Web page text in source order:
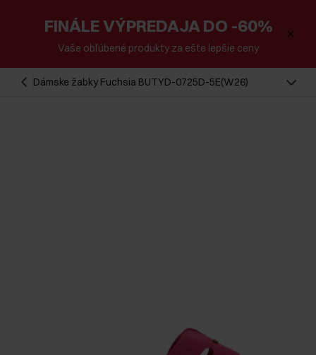
FINÁLE VÝPREDAJA DO -60%
Vaše obľúbené produkty za ešte lepšie ceny
Dámske žabky Fuchsia BUTYD-0725D-5E(W26)